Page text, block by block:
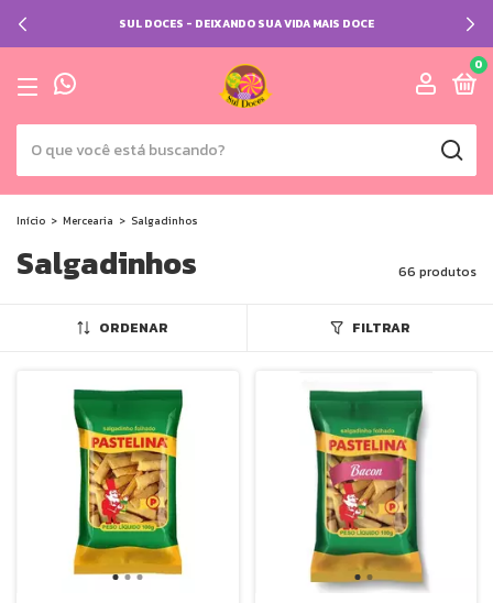
SUL DOCES - DEIXANDO SUA VIDA MAIS DOCE
0
Início > Mercearia > Salgadinhos
Salgadinhos 66 produtos
ORDENAR FILTRAR